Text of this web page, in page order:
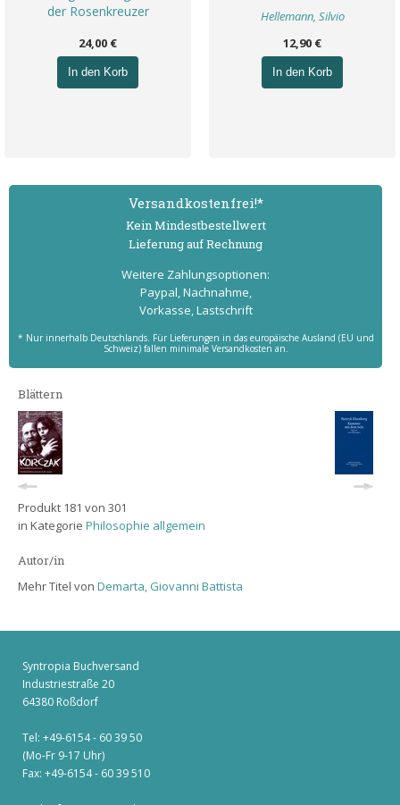
der Rosenkreuzer
24,00 €
In den Korb
Hellemann, Silvio
12,90 €
In den Korb
Versand­kostenfrei!*
Kein Mindest­bestell­wert
Lieferung auf Rechnung
Weitere Zahlungs­optionen:
Paypal, Nachnahme,
Vorkasse, Lastschrift
* Nur innerhalb Deutschlands. Für Lieferungen in das europäische Ausland (EU und
Schweiz) fallen minimale Versandkosten an.
Blättern
Produkt 181 von 301
in Kategorie Philosophie allgemein
Autor/in
Mehr Titel von Demarta, Giovanni Battista
Syntropia Buchversand
Industriestraße 20
64380 Roßdorf
Tel: +49-6154 - 60 39 50
(Mo-Fr 9-17 Uhr)
Fax: +49-6154 - 60 39 510